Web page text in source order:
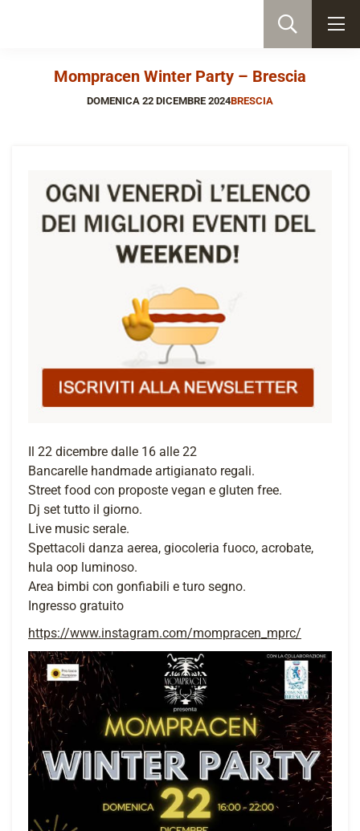
Mompracen Winter Party – Brescia
DOMENICA 22 DICEMBRE 2024BRESCIA
Il 22 dicembre dalle 16 alle 22
Bancarelle handmade artigianato regali.
Street food con proposte vegan e gluten free.
Dj set tutto il giorno.
Live music serale.
Spettacoli danza aerea, giocoleria fuoco, acrobate,
hula oop luminoso.
Area bimbi con gonfiabili e turo segno.
Ingresso gratuito
https://www.instagram.com/mompracen_mprc/